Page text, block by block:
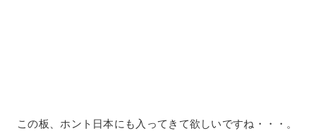
この板、ホント日本にも入ってきて欲しいですね・・・。